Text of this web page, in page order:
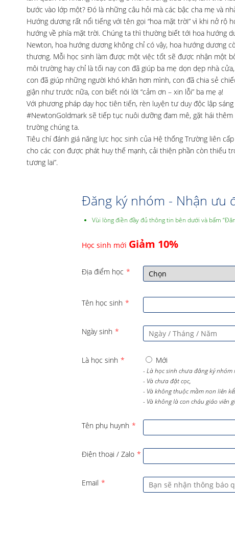
bước vào lớp một? Đó là những câu hỏi mà các bậc cha mẹ và
Hướng dương rất nổi tiếng với tên gọi “hoa mặt trời” vì khi nở rộ
hướng về phía mặt trời. Chúng ta thì thường biết tới hoa hướng
Newton, hoa hướng dương không chỉ có vậy, hoa hướng dương
thương. Mỗi học sinh làm được một việc tốt sẽ được nhận một
môi trường hay chỉ là tối nay con đã giúp ba mẹ dọn dẹp nhà
con đã giúp những người khó khăn hơn mình, con đã chia sẻ
giận như trước nữa, con biết nói lời “cảm ơn – xin lỗi” ba mẹ ạ!
Với phương pháp dạy học tiên tiến, rèn luyện tư duy độc lập
#NewtonGoldmark sẽ tiếp tục nuôi dưỡng đam mê, gặt hái
trường chúng ta.
Tiêu chí đánh giá năng lực học sinh của Hệ thống Trường liên
cho các con được phát huy thế mạnh, cải thiện phần còn thiếu
tương lai”.
Đăng ký nhóm - Nhận ưu
Vùi lòng điền đầy đủ thông tin bên dưới và bấm
Học sinh mới Giảm 10%
Địa điểm học *
Tên học sinh *
Ngày sinh *
Là học sinh * Mới
- Là học sinh chưa đăng ký nhóm
- Và chưa đặt cọc,
- Và không thuộc mầm non liên
- Và không là con cháu giáo viên
Tên phụ huynh *
Điện thoại / Zalo *
Email *